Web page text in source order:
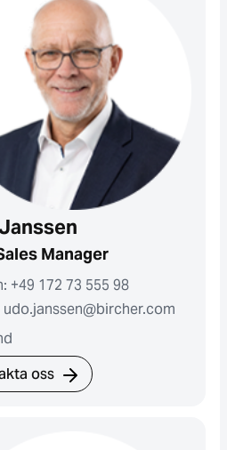
Manager
+49 172 73 555 98
udo.janssen@bircher.com
oss